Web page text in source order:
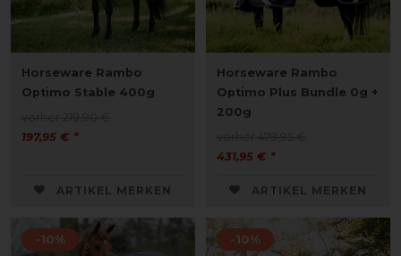
Horseware Rambo
Optimo Stable 400g
197,95 € *
ARTIKEL MERKEN
Horseware Rambo
Optimo Plus Bundle 0g +
200g
431,95 € *
ARTIKEL MERKEN
-10% -10%